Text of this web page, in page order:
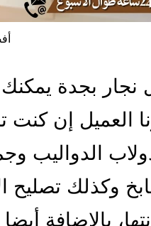
نجار بجدة
العميل إن
الدواليب
وكذلك تصليح
بالإضافة